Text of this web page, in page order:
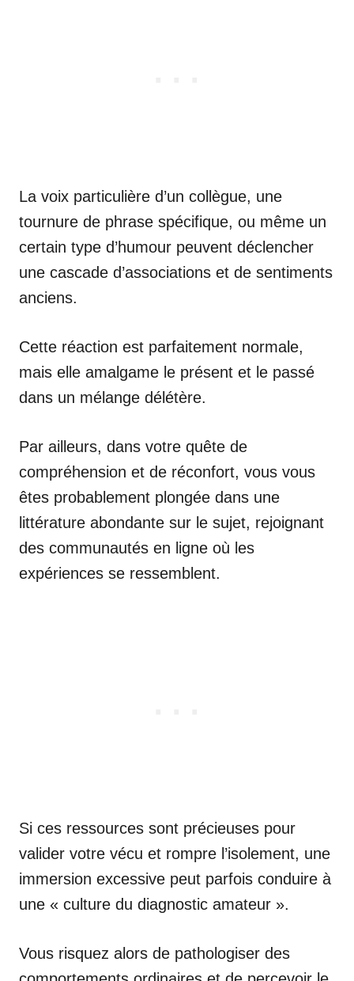
La voix particulière d’un collègue, une
tournure de phrase spécifique, ou même un
certain type d’humour peuvent déclencher
une cascade d’associations et de sentiments
anciens.
Cette réaction est parfaitement normale,
mais elle amalgame le présent et le passé
dans un mélange délétère.
Par ailleurs, dans votre quête de
compréhension et de réconfort, vous vous
êtes probablement plongée dans une
littérature abondante sur le sujet, rejoignant
des communautés en ligne où les
expériences se ressemblent.
Si ces ressources sont précieuses pour
valider votre vécu et rompre l’isolement, une
immersion excessive peut parfois conduire à
une « culture du diagnostic amateur ».
Vous risquez alors de pathologiser des